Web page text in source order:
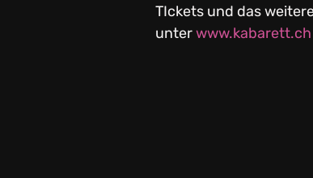
TIckets und das
unterwww.kabarett.ch